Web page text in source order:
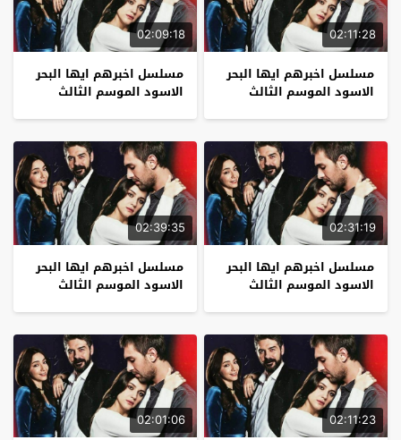
02:11:28
مسلسل اخبرهم ايها البحر
الاسود الموسم الثالث
02:09:18
مسلسل اخبرهم ايها البحر
الاسود الموسم الثالث
02:31:19
مسلسل اخبرهم ايها البحر
الاسود الموسم الثالث
02:39:35
مسلسل اخبرهم ايها البحر
الاسود الموسم الثالث
02:11:23
02:01:06